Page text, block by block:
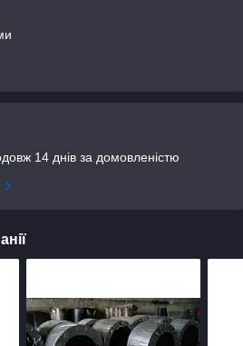
14 днів за домовленістю